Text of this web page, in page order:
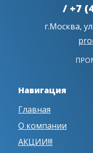
/ +7
г.Москва,
Навигация
Главная
О компании
АКЦИИ!!!